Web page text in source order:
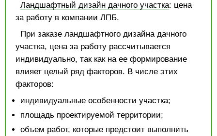
Ландшафтный дизайн дачного участка: цена
за работу в компании ЛПБ.
При заказе ландшафтного дизайна дачного
участка, цена за работу рассчитывается
индивидуально, так как на ее формирование
влияет целый ряд факторов. В числе этих
факторов:
индивидуальные особенности участка;
площадь проектируемой территории;
объем работ, которые предстоит выполнить